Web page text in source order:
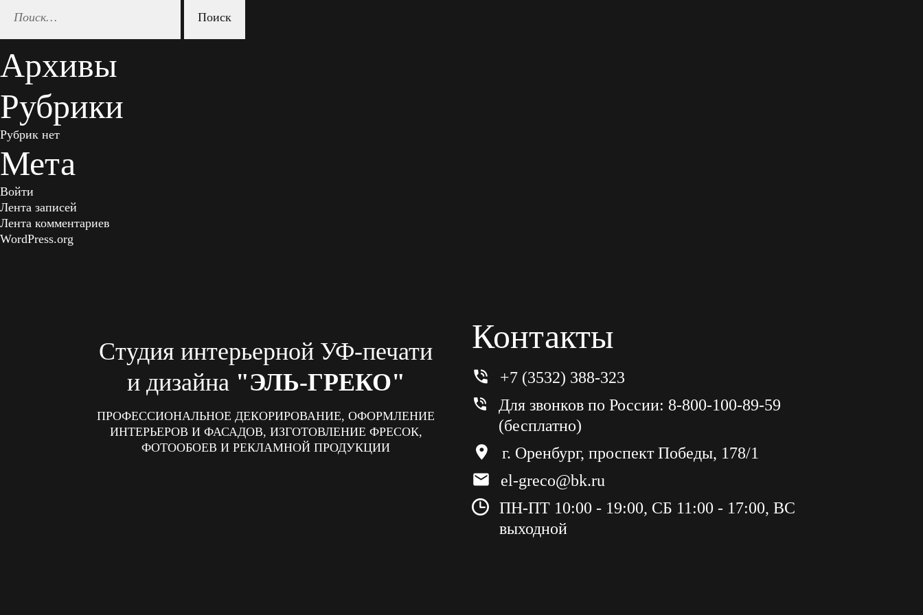
по
записям
Архивы
Рубрики
Рубрик нет
Мета
Войти
Лента записей
Лента комментариев
WordPress.org
Студия интерьерной УФ-печати
и дизайна "ЭЛЬ-ГРЕКО"
ПРОФЕССИОНАЛЬНОЕ ДЕКОРИРОВАНИЕ, ОФОРМЛЕНИЕ
ИНТЕРЬЕРОВ И ФАСАДОВ, ИЗГОТОВЛЕНИЕ ФРЕСОК,
ФОТООБОЕВ И РЕКЛАМНОЙ ПРОДУКЦИИ
Контакты
+7 (3532) 388-323
Для звонков по России: 8-800-100-89-59
(бесплатно)
г. Оренбург, проспект Победы, 178/1
el-greco@bk.ru
ПН-ПТ 10:00 - 19:00, СБ 11:00 - 17:00, ВС
выходной